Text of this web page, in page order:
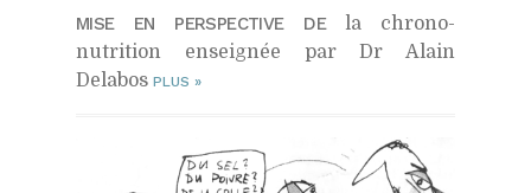
MISE EN PERSPECTIVE DEla chrono-
nutrition enseignée par Dr Alain
Delabos PLUS »